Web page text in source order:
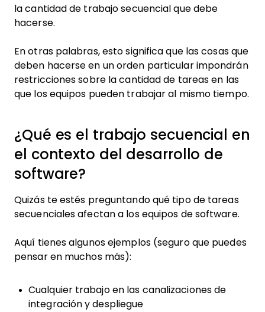
la cantidad de trabajo secuencial que debe
hacerse.
En otras palabras, esto significa que las cosas que
deben hacerse en un orden particular impondrán
restricciones sobre la cantidad de tareas en las
que los equipos pueden trabajar al mismo tiempo.
¿Qué es el trabajo secuencial en
el contexto del desarrollo de
software?
Quizás te estés preguntando qué tipo de tareas
secuenciales afectan a los equipos de software.
Aquí tienes algunos ejemplos (seguro que puedes
pensar en muchos más):
Cualquier trabajo en las canalizaciones de
integración y despliegue